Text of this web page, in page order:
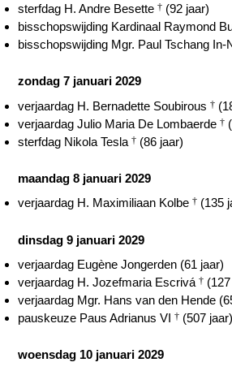
sterfdag H. Andre Besette † (92 jaar)
bisschopswijding Kardinaal Raymond
bisschopswijding Mgr. Paul Tschang In-
zondag 7 januari 2029
verjaardag H. Bernadette Soubirous †
verjaardag Julio Maria De Lombaerde †
sterfdag Nikola Tesla † (86 jaar)
maandag 8 januari 2029
verjaardag H. Maximiliaan Kolbe † (135
dinsdag 9 januari 2029
verjaardag Eugène Jongerden (61 jaar)
verjaardag H. Jozefmaria Escrivá †
verjaardag Mgr. Hans van den Hende
pauskeuze Paus Adrianus VI † (507 jaar)
woensdag 10 januari 2029